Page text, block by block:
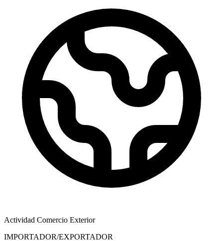
Actividad Comercio Exterior
IMPORTADOR/EXPORTADOR